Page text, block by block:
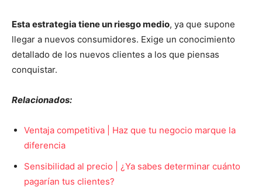
Esta estrategia tiene un riesgo medio, ya que supone
llegar a nuevos consumidores. Exige un conocimiento
detallado de los nuevos clientes a los que piensas
conquistar.
Relacionados:
Ventaja competitiva | Haz que tu negocio marque la
diferencia
Sensibilidad al precio | ¿Ya sabes determinar cuánto
pagarían tus clientes?